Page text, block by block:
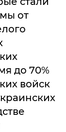
от
до 70%
войск